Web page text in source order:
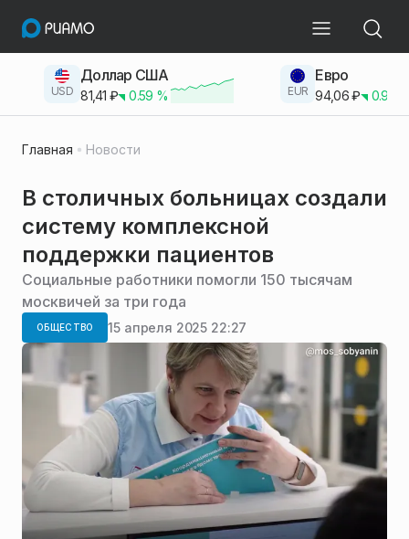
USD
Доллар США
81,41 ₽ 0.59 % EUR
Евро
94,06₽ 0.93
Главная Новости
В столичных больницах создали
систему комплексной
поддержки пациентов
Социальные работники помогли 150 тысячам
москвичей за три года
ОБЩЕСТВО 15 апреля 2025 22:27